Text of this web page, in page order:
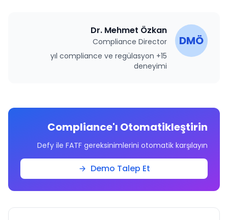
DMÖ
Dr. Mehmet Özkan
Compliance Director
15+ yıl compliance ve regülasyon
deneyimi
Compliance'ı Otomatikleştirin
Defy ile FATF gereksinimlerini otomatik karşılayın
Demo Talep Et